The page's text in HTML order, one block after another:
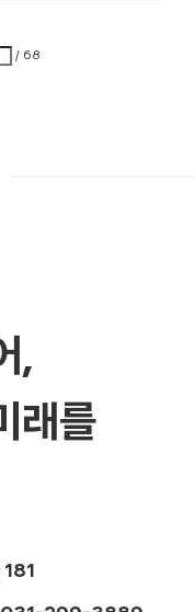
/ 68
,
래를
181